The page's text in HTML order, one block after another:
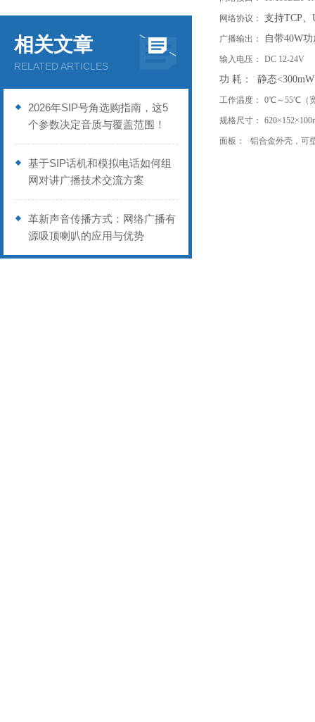
相关文章
RELATED ARTICLES
2026年SIP号角选购指南，这5
个参数决定音质与覆盖范围！
基于SIP话机和模拟电话如何组
网对讲广播技术交流方案
革新声音传播方式：网络广播有
源吸顶喇叭的应用与优势
网络协议： 支持TCP、
广播输出： 自带40W
输入电压： DC 12-24V
功 耗： 静态<300mW
工作温度： 0℃～55℃（
规格尺寸：
面板： 铝合金外壳，可